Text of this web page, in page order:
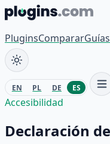
Saltar al contenido
PluginsCompararGuías
EN PL DE ES
Accesibilidad
Declaración